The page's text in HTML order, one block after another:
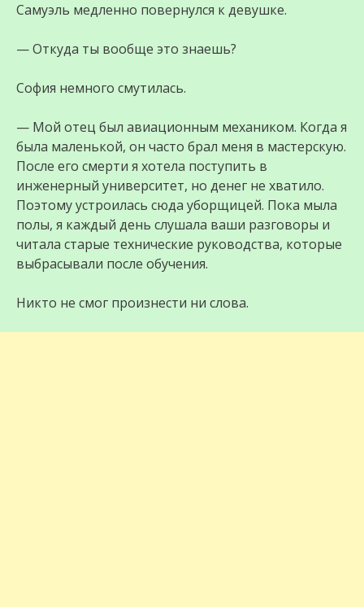
Самуэль медленно повернулся к девушке.
— Откуда ты вообще это знаешь?
София немного смутилась.
— Мой отец был авиационным механиком. Когда я
была маленькой, он часто брал меня в мастерскую.
После его смерти я хотела поступить в
инженерный университет, но денег не хватило.
Поэтому устроилась сюда уборщицей. Пока мыла
полы, я каждый день слушала ваши разговоры и
читала старые технические руководства, которые
выбрасывали после обучения.
Никто не смог произнести ни слова.